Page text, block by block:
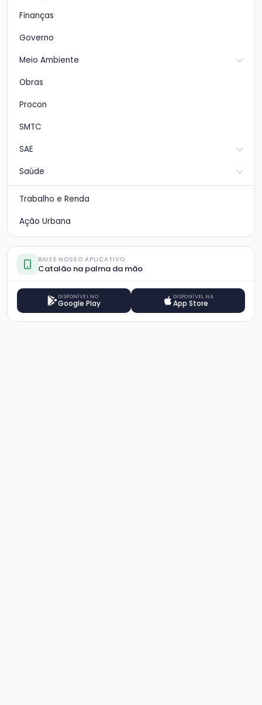
Finanças
Governo
Meio Ambiente
Obras
Procon
SMTC
SAE
Saúde
Trabalho e Renda
Ação Urbana
BAIXE NOSSO APLICATIVO
Catalão na palma da mão
DISPONÍVEL NO
Google Play
DISPONÍVEL NA
App Store